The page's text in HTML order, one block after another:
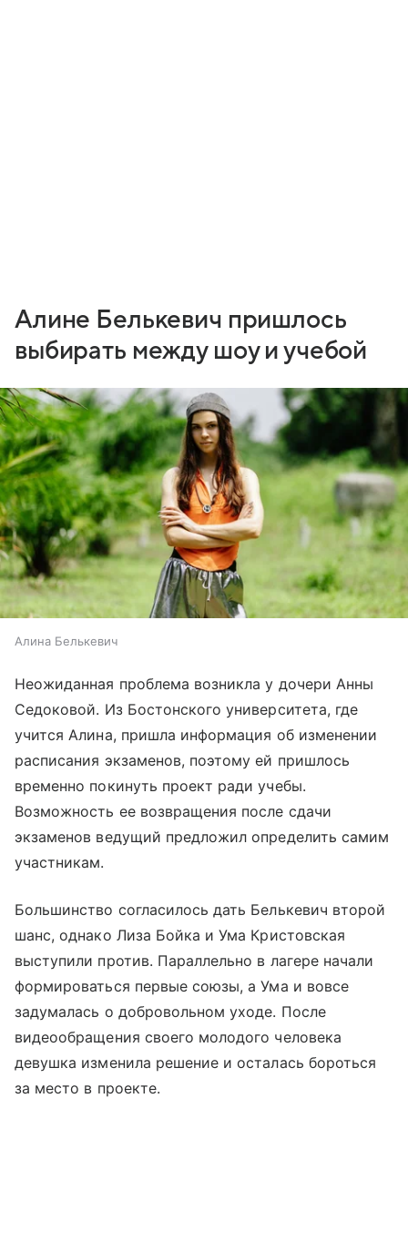
Алине Белькевич пришлось
выбирать между шоу и учебой
Алина Белькевич
Неожиданная проблема возникла у дочери Анны
Седоковой. Из Бостонского университета, где
учится Алина, пришла информация об изменении
расписания экзаменов, поэтому ей пришлось
временно покинуть проект ради учебы.
Возможность ее возвращения после сдачи
экзаменов ведущий предложил определить самим
участникам.
Большинство согласилось дать Белькевич второй
шанс, однако Лиза Бойка и Ума Кристовская
выступили против. Параллельно в лагере начали
формироваться первые союзы, а Ума и вовсе
задумалась о добровольном уходе. После
видеообращения своего молодого человека
девушка изменила решение и осталась бороться
за место в проекте.